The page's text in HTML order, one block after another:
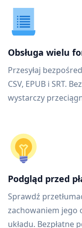
Obsługa wielu
Przesyłaj
CSV, EPUB i SRT.
wystarczy
Podgląd przed
Sprawdź
zachowaniem jego
układu. Bezpłatne